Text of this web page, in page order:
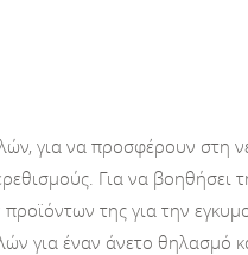
για να προσφέρουν στη
Για να βοηθήσει
της για την
για έναν άνετο θηλασμό